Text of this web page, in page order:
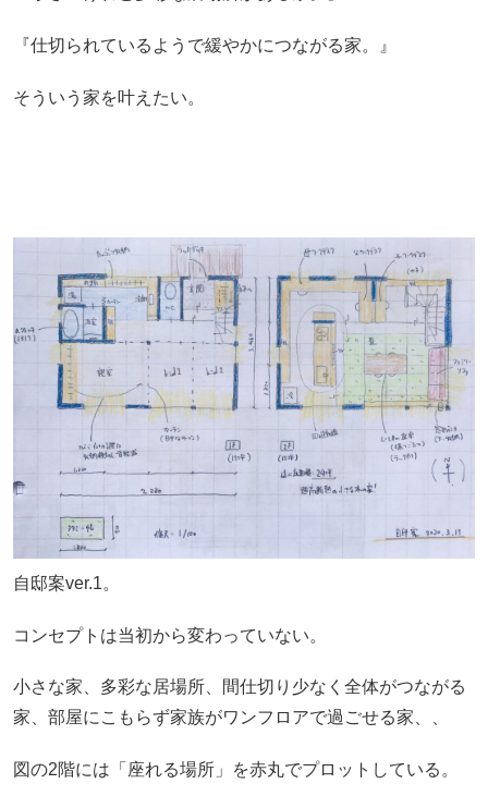
『仕切られているようで緩やかにつながる家。』
そういう家を叶えたい。
自邸案ver.1。
コンセプトは当初から変わっていない。
小さな家、多彩な居場所、間仕切り少なく全体がつながる
家、部屋にこもらず家族がワンフロアで過ごせる家、、
図の2階には「座れる場所」を赤丸でプロットしている。